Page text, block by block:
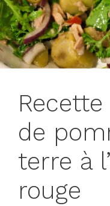
de
terre à
rouge